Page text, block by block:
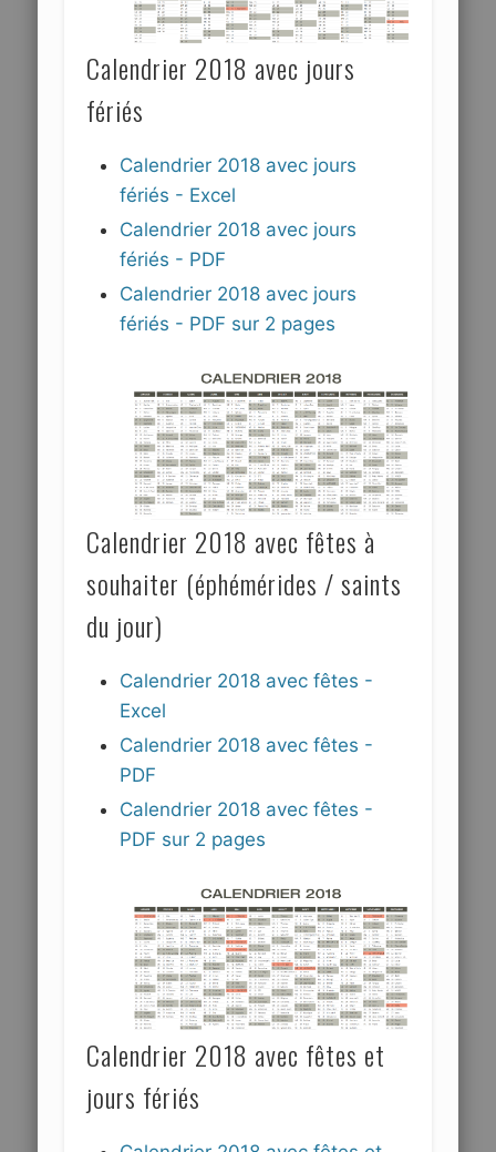
Calendrier 2018 avec jours
fériés
Calendrier 2018 avec jours
fériés - Excel
Calendrier 2018 avec jours
fériés - PDF
Calendrier 2018 avec jours
fériés - PDF sur 2 pages
Calendrier 2018 avec fêtes à
souhaiter (éphémérides / saints
du jour)
Calendrier 2018 avec fêtes -
Excel
Calendrier 2018 avec fêtes -
PDF
Calendrier 2018 avec fêtes -
PDF sur 2 pages
Calendrier 2018 avec fêtes et
jours fériés